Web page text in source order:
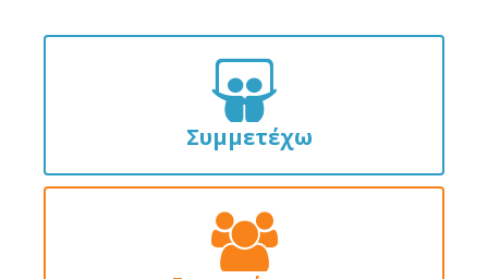
Συμμετέχω